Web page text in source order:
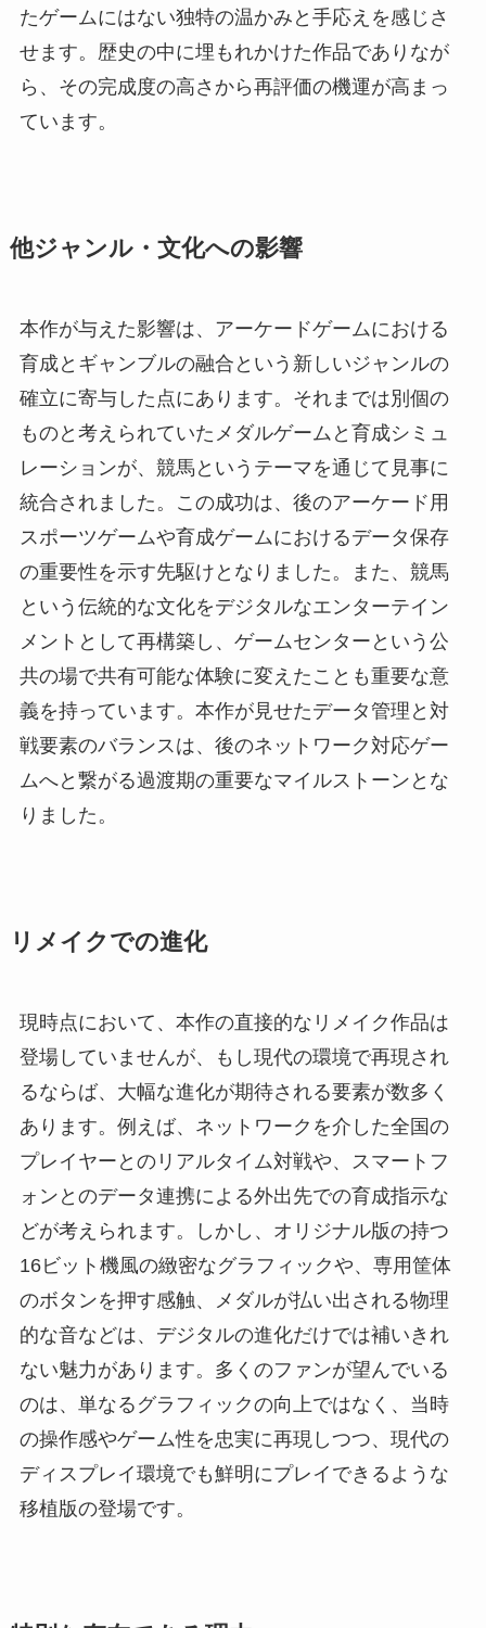
たゲームにはない独特の温かみと手応えを感じさ
せます。歴史の中に埋もれかけた作品でありなが
ら、その完成度の高さから再評価の機運が高まっ
ています。
他ジャンル・文化への影響
本作が与えた影響は、アーケードゲームにおける
育成とギャンブルの融合という新しいジャンルの
確立に寄与した点にあります。それまでは別個の
ものと考えられていたメダルゲームと育成シミュ
レーションが、競馬というテーマを通じて見事に
統合されました。この成功は、後のアーケード用
スポーツゲームや育成ゲームにおけるデータ保存
の重要性を示す先駆けとなりました。また、競馬
という伝統的な文化をデジタルなエンターテイン
メントとして再構築し、ゲームセンターという公
共の場で共有可能な体験に変えたことも重要な意
義を持っています。本作が見せたデータ管理と対
戦要素のバランスは、後のネットワーク対応ゲー
ムへと繋がる過渡期の重要なマイルストーンとな
りました。
リメイクでの進化
現時点において、本作の直接的なリメイク作品は
登場していませんが、もし現代の環境で再現され
るならば、大幅な進化が期待される要素が数多く
あります。例えば、ネットワークを介した全国の
プレイヤーとのリアルタイム対戦や、スマートフ
ォンとのデータ連携による外出先での育成指示な
どが考えられます。しかし、オリジナル版の持つ
16ビット機風の緻密なグラフィックや、専用筐体
のボタンを押す感触、メダルが払い出される物理
的な音などは、デジタルの進化だけでは補いきれ
ない魅力があります。多くのファンが望んでいる
のは、単なるグラフィックの向上ではなく、当時
の操作感やゲーム性を忠実に再現しつつ、現代の
ディスプレイ環境でも鮮明にプレイできるような
移植版の登場です。